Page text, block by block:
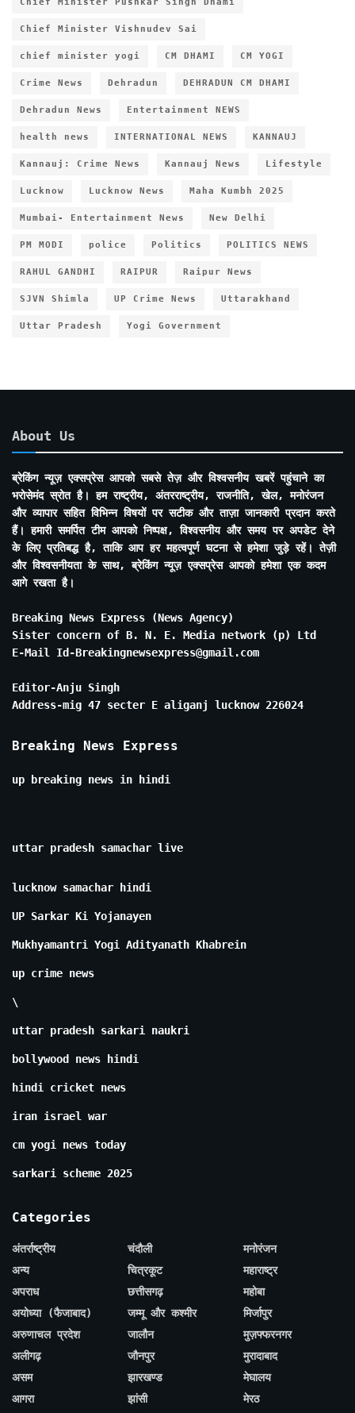
Chief Minister Pushkar Singh Dhami
Chief Minister Vishnudev Sai
chief minister yogi CM DHAMI CM YOGI
Crime News Dehradun DEHRADUN CM DHAMI
Dehradun News Entertainment NEWS
health news INTERNATIONAL NEWS KANNAUJ
Kannauj: Crime News Kannauj News Lifestyle
Lucknow Lucknow News Maha Kumbh 2025
Mumbai- Entertainment News New Delhi
PM MODI police Politics POLITICS NEWS
RAHUL GANDHI RAIPUR Raipur News
SJVN Shimla UP Crime News Uttarakhand
Uttar Pradesh Yogi Government
About Us
ब्रेकिंग न्यूज़ एक्सप्रेस आपको सबसे तेज़ और विश्वसनीय खबरें पहुंचाने का
भरोसेमंद स्रोत है। हम राष्ट्रीय, अंतरराष्ट्रीय, राजनीति, खेल, मनोरंजन
और व्यापार सहित विभिन्न विषयों पर सटीक और ताज़ा जानकारी प्रदान करते
हैं। हमारी समर्पित टीम आपको निष्पक्ष, विश्वसनीय और समय पर अपडेट देने
के लिए प्रतिबद्ध है, ताकि आप हर महत्वपूर्ण घटना से हमेशा जुड़े रहें। तेज़ी
और विश्वसनीयता के साथ, ब्रेकिंग न्यूज़ एक्सप्रेस आपको हमेशा एक कदम
आगे रखता है।
Breaking News Express (News Agency)
Sister concern of B. N. E. Media network (p) Ltd
E-Mail Id-Breakingnewsexpress@gmail.com
Editor-Anju Singh
Address-mig 47 secter E aliganj lucknow 226024
Breaking News Express
up breaking news in hindi
uttar pradesh samachar live
lucknow samachar hindi
UP Sarkar Ki Yojanayen
Mukhyamantri Yogi Adityanath Khabrein
up crime news
\
uttar pradesh sarkari naukri
bollywood news hindi
hindi cricket news
iran israel war
cm yogi news today
sarkari scheme 2025
Categories
अंतर्राष्ट्रीय
अन्य
अपराध
अयोध्या (फैजाबाद)
अरुणाचल प्रदेश
अलीगढ़
असम
आगरा
चंदौली
चित्रकूट
छत्तीसगढ़
जम्मू और कश्मीर
जालौन
जौनपुर
झारखण्ड
झांसी
मनोरंजन
महाराष्ट्र
महोबा
मिर्जापुर
मुज़फ्फरनगर
मुरादाबाद
मेघालय
मेरठ